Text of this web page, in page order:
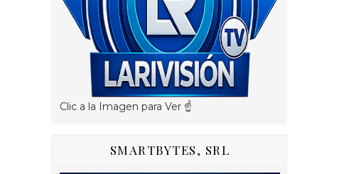
Clic a la Imagen para Ver ☝️
SMARTBYTES, SRL